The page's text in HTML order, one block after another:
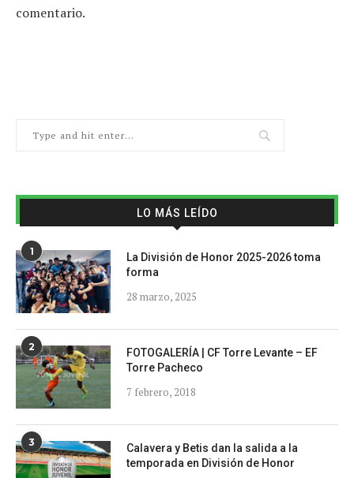
comentario.
LO MÁS LEÍDO
1
La División de Honor 2025-2026 toma
forma
28 marzo, 2025
2
FOTOGALERÍA | CF Torre Levante – EF
Torre Pacheco
7 febrero, 2018
3
Calavera y Betis dan la salida a la
temporada en División de Honor